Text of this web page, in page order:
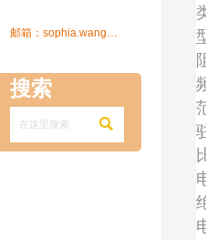

搜索
